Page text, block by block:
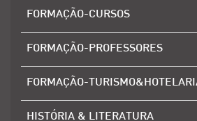
FORMAÇÃO-CURSOS
FORMAÇÃO-PROFESSORES
FORMAÇÃO-
HISTÓRIA & LITERATURA